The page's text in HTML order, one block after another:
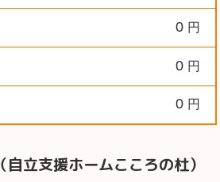
0 円
0 円
0 円
（自立支援ホームこころの杜）